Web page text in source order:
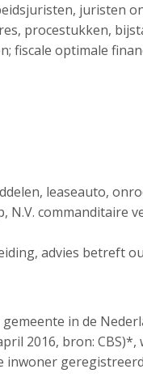
juristen
procestukken,
fiscale optimale
leaseauto,
N.V.
advies betreft
in de
2016, bron:
inwoner